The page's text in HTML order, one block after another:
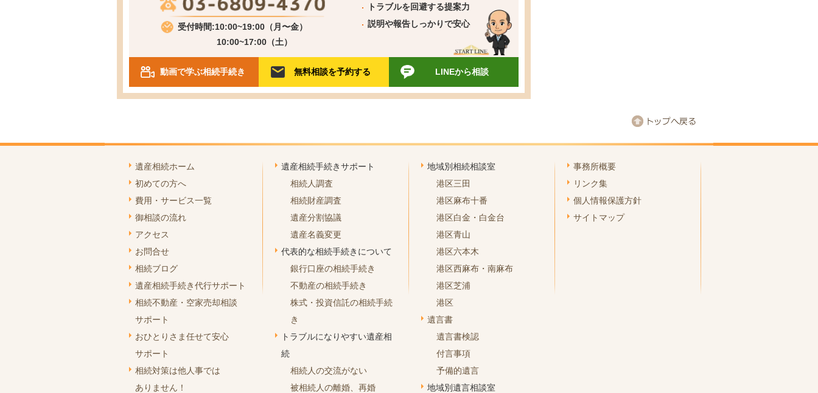
受付時間:10:00~19:00（月〜金）
10:00~17:00（土）
トラブルを回避する提案力
説明や報告しっかりで安心
動画で学ぶ相続手続き 無料相談を予約する LINEから相談
遺産相続ホーム
初めての方へ
費用・サービス一覧
御相談の流れ
アクセス
お問合せ
相続ブログ
遺産相続手続き代行サポート
相続不動産・空家売却相談
サポート
おひとりさま任せて安心
サポート
相続対策は他人事では
ありません！
遺産相続手続きサポート
相続人調査
相続財産調査
遺産分割協議
遺産名義変更
代表的な相続手続きについて
銀行口座の相続手続き
不動産の相続手続き
株式・投資信託の相続手続
き
トラブルになりやすい遺産相
続
相続人の交流がない
被相続人の離婚、再婚
地域別相続相談室
港区三田
港区麻布十番
港区白金・白金台
港区青山
港区六本木
港区西麻布・南麻布
港区芝浦
港区
遺言書
遺言書検認
付言事項
予備的遺言
地域別遺言相談室
事務所概要
リンク集
個人情報保護方針
サイトマップ